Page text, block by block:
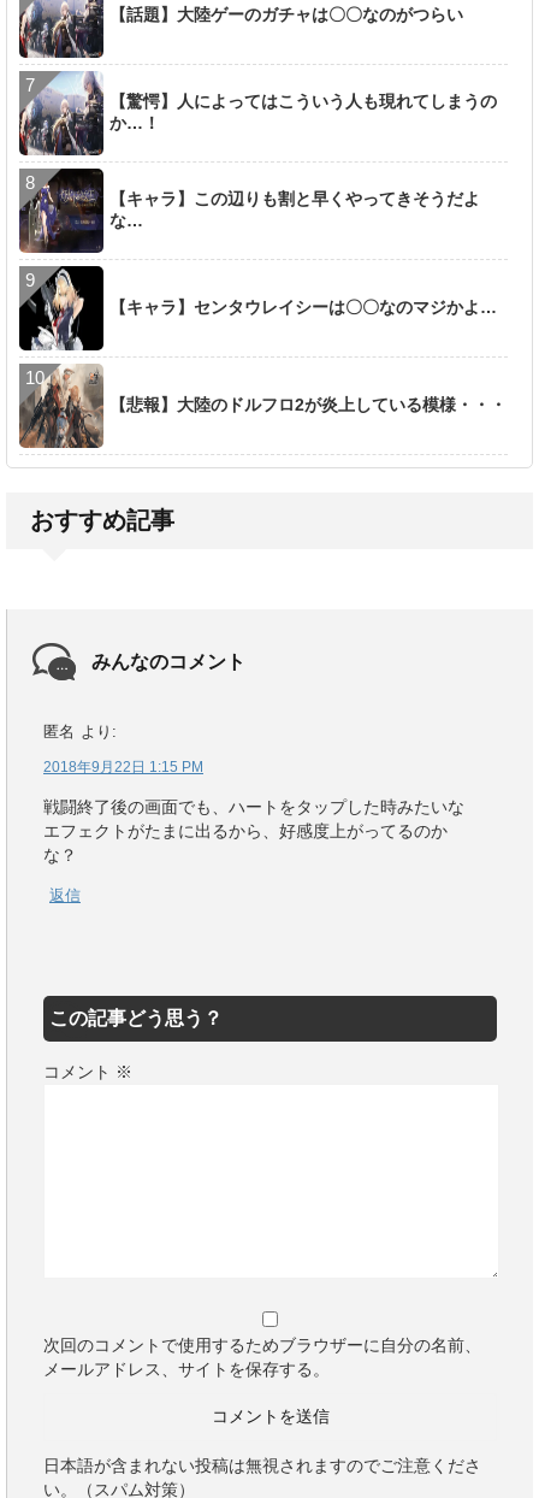
【話題】大陸ゲーのガチャは〇〇なのがつらい
【驚愕】人によってはこういう人も現れてしまうの
か…！
【キャラ】この辺りも割と早くやってきそうだよ
な…
【キャラ】センタウレイシーは〇〇なのマジかよ…
【悲報】大陸のドルフロ2が炎上している模様・・・
おすすめ記事
みんなのコメント
匿名 より:
2018年9月22日 1:15 PM
戦闘終了後の画面でも、ハートをタップした時みたいな
エフェクトがたまに出るから、好感度上がってるのか
な？
返信
この記事どう思う？
コメント ※
次回のコメントで使用するためブラウザーに自分の名前、
メールアドレス、サイトを保存する。
日本語が含まれない投稿は無視されますのでご注意くださ
い。（スパム対策）